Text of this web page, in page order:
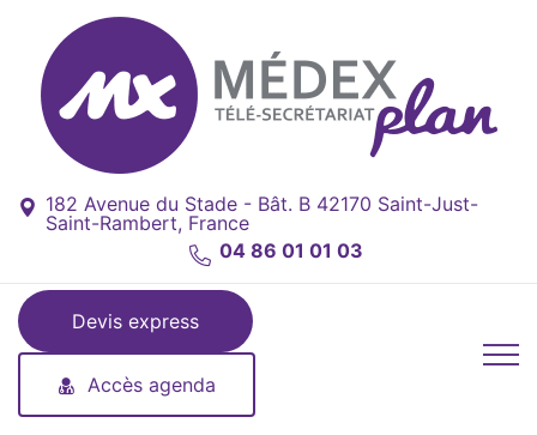
182 Avenue du Stade - Bât. B 42170 Saint-Just-
Saint-Rambert, France
04 86 01 01 03
Devis express
Accès agenda